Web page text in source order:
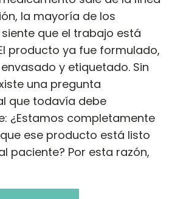
la mayoría de los
que el trabajo está
producto ya fue formulado,
y etiquetado. Sin
una pregunta
que todavía debe
¿Estamos completamente
ese producto está listo
paciente? Por esta razón,